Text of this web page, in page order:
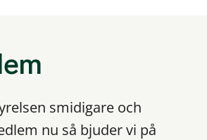
smidigare och
nu så bjuder vi på